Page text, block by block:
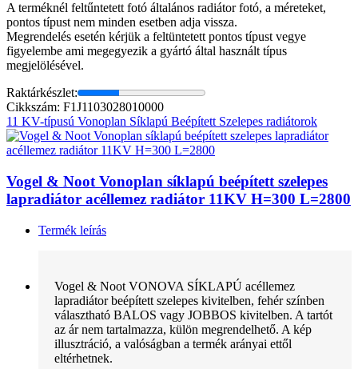
A terméknél feltűntetett fotó általános radiátor fotó, a méreteket,
pontos típust nem minden esetben adja vissza.
Megrendelés esetén kérjük a feltüntetett pontos típust vegye
figyelembe ami megegyezik a gyártó által használt típus
megjelölésével.
Raktárkészlet:
Cikkszám: F1J1103028010000
11 KV-típusú Vonoplan Síklapú Beépített Szelepes radiátorok
Vogel & Noot Vonoplan síklapú beépített szelepes
lapradiátor acéllemez radiátor 11KV H=300 L=2800
Termék leírás
Vogel & Noot VONOVA SÍKLAPÚ acéllemez
lapradiátor beépített szelepes kivitelben, fehér színben
választható BALOS vagy JOBBOS kivitelben. A tartót
az ár nem tartalmazza, külön megrendelhető. A kép
illusztráció, a valóságban a termék arányai ettől
eltérhetnek.